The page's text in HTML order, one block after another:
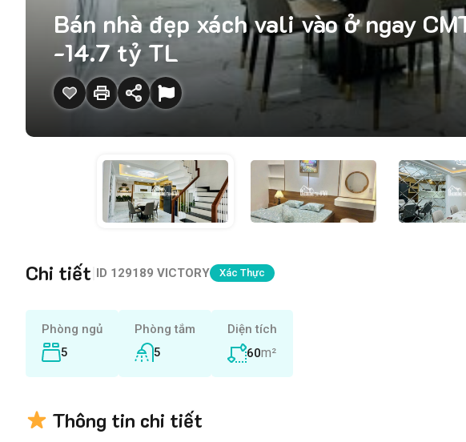
Bán nhà đẹp xách vali vào ở ngay
-14.7 tỷ TL
Chi tiết ID 129189 VICTORY Xác Thực
Phòng ngủ
5
Phòng tắm
5
Diện tích
60m²
Thông tin chi tiết